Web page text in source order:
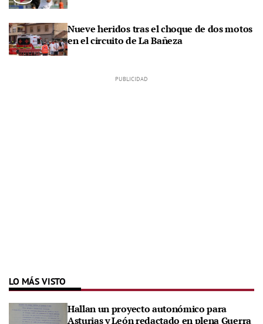
Nueve heridos tras el choque de dos motos
en el circuito de La Bañeza
LO MÁS VISTO
Hallan un proyecto autonómico para
Asturias y León redactado en plena Guerra